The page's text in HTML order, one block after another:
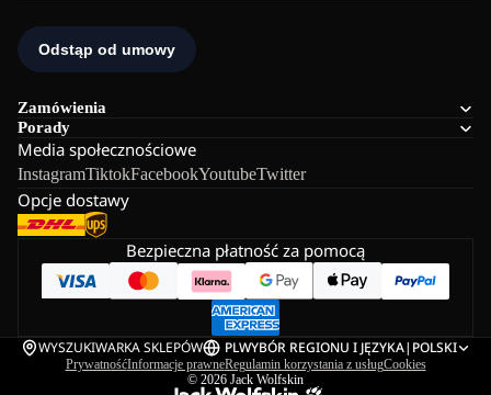
Zamówienia
Porady
Media społecznościowe
InstagramTiktokFacebookYoutubeTwitter
Opcje dostawy
Bezpieczna płatność za pomocą
WYSZUKIWARKA SKLEPÓW PLWYBÓR REGIONU I JĘZYKA| POLSKI
PrywatnośćInformacje prawneRegulamin korzystania z usługCookies
© 2026 Jack Wolfskin